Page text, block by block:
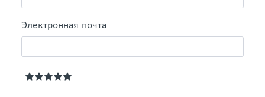
Электронная почта